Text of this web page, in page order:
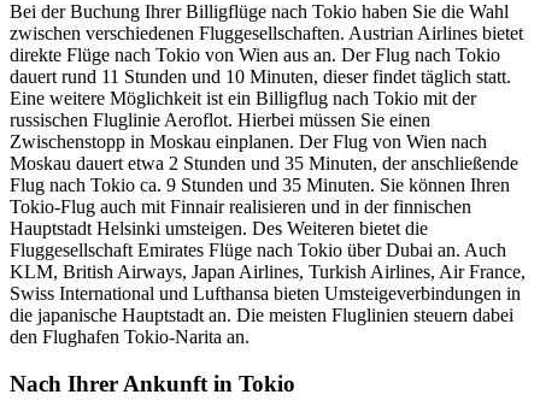
Bei der Buchung Ihrer Billigflüge nach Tokio haben Sie die Wahl
zwischen verschiedenen Fluggesellschaften. Austrian Airlines bietet
direkte Flüge nach Tokio von Wien aus an. Der Flug nach Tokio
dauert rund 11 Stunden und 10 Minuten, dieser findet täglich statt.
Eine weitere Möglichkeit ist ein Billigflug nach Tokio mit der
russischen Fluglinie Aeroflot. Hierbei müssen Sie einen
Zwischenstopp in Moskau einplanen. Der Flug von Wien nach
Moskau dauert etwa 2 Stunden und 35 Minuten, der anschließende
Flug nach Tokio ca. 9 Stunden und 35 Minuten. Sie können Ihren
Tokio-Flug auch mit Finnair realisieren und in der finnischen
Hauptstadt Helsinki umsteigen. Des Weiteren bietet die
Fluggesellschaft Emirates Flüge nach Tokio über Dubai an. Auch
KLM, British Airways, Japan Airlines, Turkish Airlines, Air France,
Swiss International und Lufthansa bieten Umsteigeverbindungen in
die japanische Hauptstadt an. Die meisten Fluglinien steuern dabei
den Flughafen Tokio-Narita an.
Nach Ihrer Ankunft in Tokio